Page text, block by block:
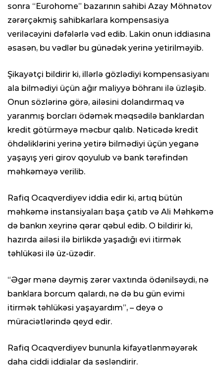
sonra “Eurohome” bazarının sahibi Azay Möhnətov
zərərçəkmiş sahibkarlara kompensasiya
veriləcəyini dəfələrlə vəd edib. Lakin onun iddiasına
əsasən, bu vədlər bu günədək yerinə yetirilməyib.
Şikayətçi bildirir ki, illərlə gözlədiyi kompensasiyanı
ala bilmədiyi üçün ağır maliyyə böhranı ilə üzləşib.
Onun sözlərinə görə, ailəsini dolandırmaq və
yaranmış borcları ödəmək məqsədilə banklardan
kredit götürməyə məcbur qalıb. Nəticədə kredit
öhdəliklərini yerinə yetirə bilmədiyi üçün yeganə
yaşayış yeri girov qoyulub və bank tərəfindən
məhkəməyə verilib.
Rafiq Ocaqverdiyev iddia edir ki, artıq bütün
məhkəmə instansiyaları başa çatıb və Ali Məhkəmə
də bankın xeyrinə qərar qəbul edib. O bildirir ki,
hazırda ailəsi ilə birlikdə yaşadığı evi itirmək
təhlükəsi ilə üz-üzədir.
“Əgər mənə dəymiş zərər vaxtında ödənilsəydi, nə
banklara borcum qalardı, nə də bu gün evimi
itirmək təhlükəsi yaşayardım”, – deyə o
müraciətlərində qeyd edir.
Rafiq Ocaqverdiyev bununla kifayətlənməyərək
daha ciddi iddialar da səsləndirir.